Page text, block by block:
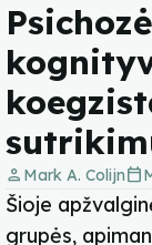
person Mark A. Colijncalendar_today
Šioje
grupės,